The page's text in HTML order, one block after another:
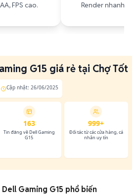
FPS cao. Render nhanh, đồ
G15 giá rẻ tại Chợ Tốt
Cập nhật: 26/06/2025
163
Tin đăng về Dell Gaming
G15
999+
Đối tác từ các cửa hàng, cá
nhân uy tín
Gaming G15 phổ biến